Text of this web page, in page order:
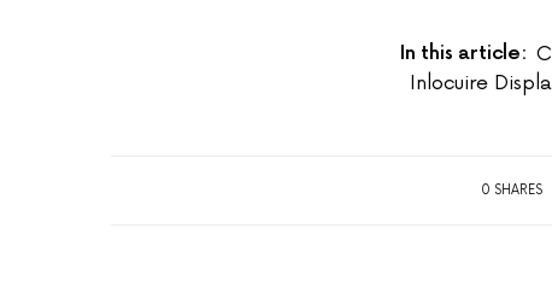
In this article:
Inlocuire
0 SHARES